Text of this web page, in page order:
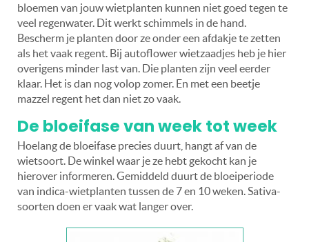
bloemen van jouw wietplanten kunnen niet goed tegen te
veel regenwater. Dit werkt schimmels in de hand.
Bescherm je planten door ze onder een afdakje te zetten
als het vaak regent. Bij autoflower wietzaadjes heb je hier
overigens minder last van. Die planten zijn veel eerder
klaar. Het is dan nog volop zomer. En met een beetje
mazzel regent het dan niet zo vaak.
De bloeifase van week tot week
Hoelang de bloeifase precies duurt, hangt af van de
wietsoort. De winkel waar je ze hebt gekocht kan je
hierover informeren. Gemiddeld duurt de bloeiperiode
van indica-wietplanten tussen de 7 en 10 weken. Sativa-
soorten doen er vaak wat langer over.